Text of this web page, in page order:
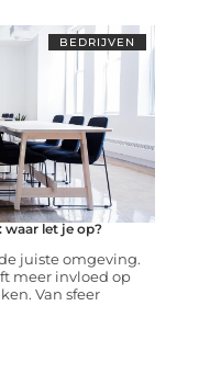
BEDRIJVEN
waar let je op?
juiste omgeving.
meer invloed op
Van sfeer